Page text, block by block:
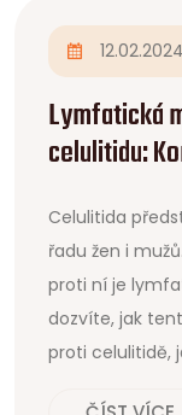
12.02.2024
Lymfatická
celulitidu:
Celulitida
řadu žen i
proti ní je
dozvíte, jak
proti celulitidě,